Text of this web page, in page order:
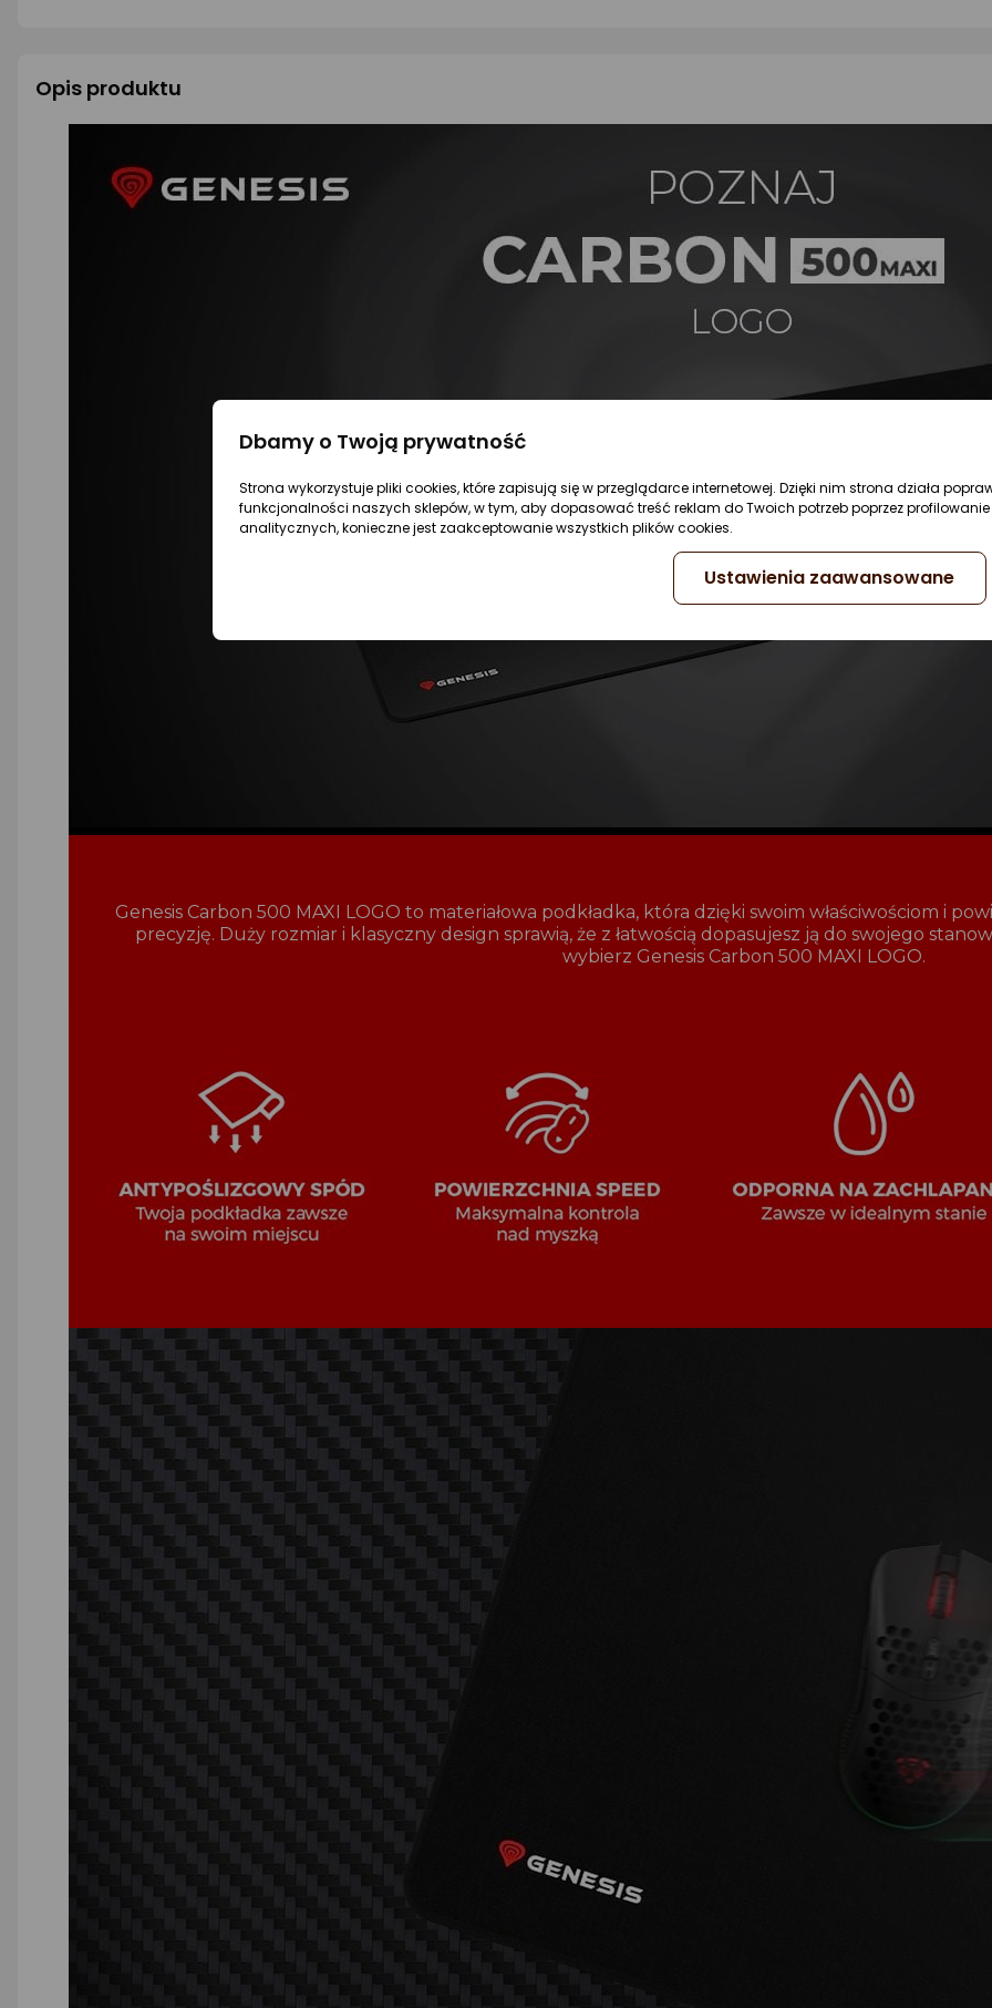
Opis produktu
Genesis Carbon 500 MAXI LOGO to materiałowa podkładka, która dzięki swoim właściwościom i
precyzję. Duży rozmiar i klasyczny design sprawią, że z łatwością dopasujesz ją do swojego
wybierz Genesis Carbon 500 MAXI LOGO.
Dbamy o Twoją prywatność
Strona wykorzystuje pliki cookies, które zapisują się w przeglądarce internetowej. Dzięki nim strona działa
funkcjonalności naszych sklepów, w tym, aby dopasować treść reklam do Twoich potrzeb poprzez
analitycznych, konieczne jest zaakceptowanie wszystkich plików cookies.
Ustawienia zaawansowane